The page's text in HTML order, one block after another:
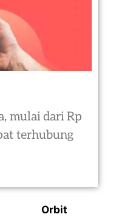
mulai dari Rp
terhubung
Orbit